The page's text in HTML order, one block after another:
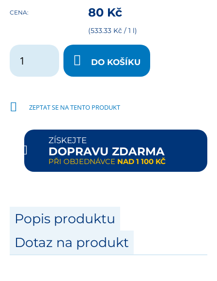
CENA: 80 Kč
(533.33 Kč / 1 l)
DO KOŠÍKU
ZEPTAT SE NA TENTO PRODUKT
ZÍSKEJTE
DOPRAVU ZDARMA
PŘI OBJEDNÁVCE NAD 1 100 KČ
Popis produktu
Dotaz na produkt